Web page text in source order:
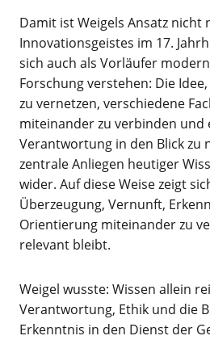
Damit ist Weigels Ansatz nicht
Innovationsgeistes im 17.
sich auch als Vorläufer
Forschung verstehen: Die
zu vernetzen, verschiedene
miteinander zu verbinden und
Verantwortung in den Blick zu
zentrale Anliegen heutiger
wider. Auf diese Weise zeigt
Überzeugung, Vernunft,
Orientierung miteinander zu
relevant bleibt.
Weigel wusste: Wissen allein
Verantwortung, Ethik und die
Erkenntnis in den Dienst der